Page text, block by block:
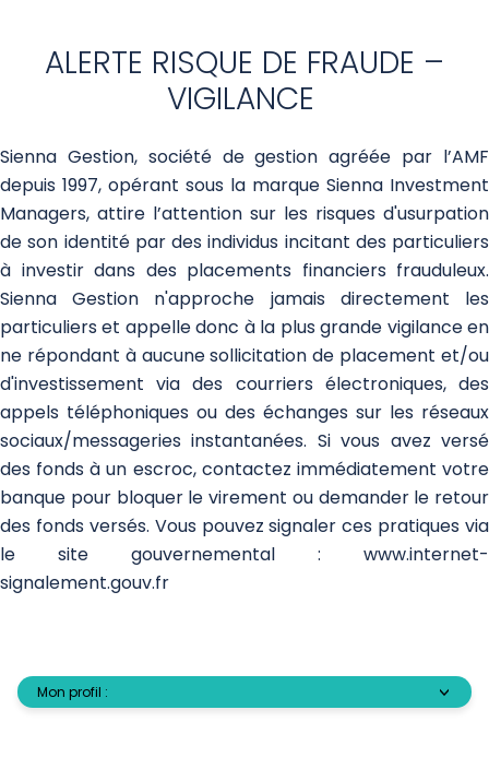
ALERTE RISQUE DE FRAUDE –
VIGILANCE
Sienna Gestion, société de gestion agréée par l’AMF
depuis 1997, opérant sous la marque Sienna Investment
Managers, attire l’attention sur les risques d'usurpation
de son identité par des individus incitant des particuliers
à investir dans des placements financiers frauduleux.
Sienna Gestion n'approche jamais directement les
particuliers et appelle donc à la plus grande vigilance en
ne répondant à aucune sollicitation de placement et/ou
d'investissement via des courriers électroniques, des
appels téléphoniques ou des échanges sur les réseaux
sociaux/messageries instantanées. Si vous avez versé
des fonds à un escroc, contactez immédiatement votre
banque pour bloquer le virement ou demander le retour
des fonds versés. Vous pouvez signaler ces pratiques via
le site gouvernemental : www.internet-
signalement.gouv.fr
Mon profil :